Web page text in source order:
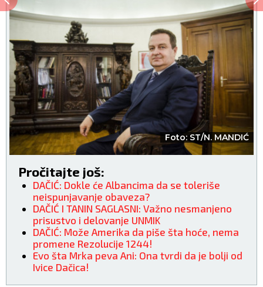
Foto: ST/N. MANDIĆ
Pročitajte još:
DAČIĆ: Dokle će Albancima da se toleriše
neispunjavanje obaveza?
DAČIĆ I TANIN SAGLASNI: Važno nesmanjeno
prisustvo i delovanje UNMIK
DAČIĆ: Može Amerika da piše šta hoće, nema
promene Rezolucije 1244!
Evo šta Mrka peva Ani: Ona tvrdi da je bolji od
Ivice Dačica!